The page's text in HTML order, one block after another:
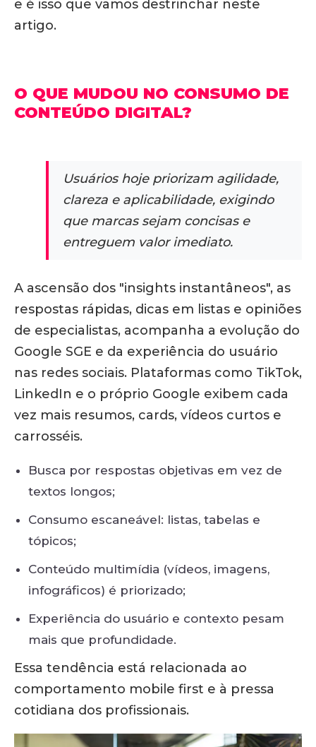
e é isso que vamos destrinchar neste
artigo.
O QUE MUDOU NO CONSUMO DE
CONTEÚDO DIGITAL?
Usuários hoje priorizam agilidade,
clareza e aplicabilidade, exigindo
que marcas sejam concisas e
entreguem valor imediato.
A ascensão dos "insights instantâneos", as
respostas rápidas, dicas em listas e opiniões
de especialistas, acompanha a evolução do
Google SGE e da experiência do usuário
nas redes sociais. Plataformas como TikTok,
LinkedIn e o próprio Google exibem cada
vez mais resumos, cards, vídeos curtos e
carrosséis.
Busca por respostas objetivas em vez de
textos longos;
Consumo escaneável: listas, tabelas e
tópicos;
Conteúdo multimídia (vídeos, imagens,
infográficos) é priorizado;
Experiência do usuário e contexto pesam
mais que profundidade.
Essa tendência está relacionada ao
comportamento mobile first e à pressa
cotidiana dos profissionais.